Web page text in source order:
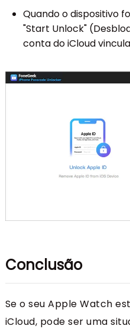
Quando o dispositivo
"Start Unlock"
conta do iCloud
Conclusão
Se o seu Apple Watch
iCloud, pode ser uma